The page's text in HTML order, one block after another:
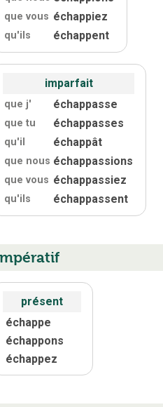
que vous échappiez
qu'ils échappent
imparfait
que j' échappasse
que tu échappasses
qu'il échappât
que nous échappassions
que vous échappassiez
qu'ils échappassent
présent
échappe
échappons
échappez